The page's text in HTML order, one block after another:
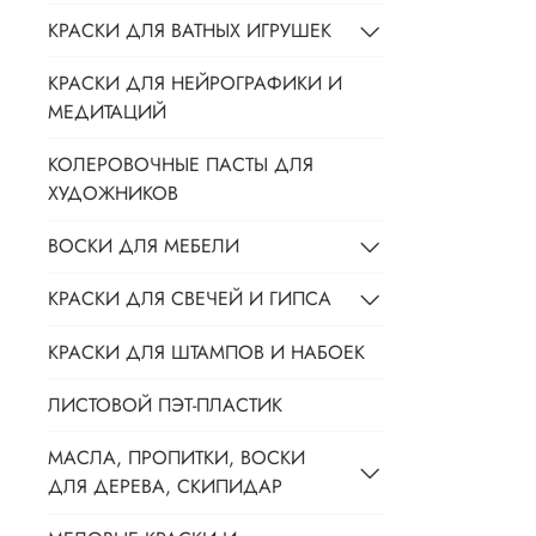
КРАСКИ ДЛЯ ВАТНЫХ ИГРУШЕК
КРАСКИ ДЛЯ НЕЙРОГРАФИКИ И
МЕДИТАЦИЙ
КОЛЕРОВОЧНЫЕ ПАСТЫ ДЛЯ
ХУДОЖНИКОВ
ВОСКИ ДЛЯ МЕБЕЛИ
КРАСКИ ДЛЯ СВЕЧЕЙ И ГИПСА
КРАСКИ ДЛЯ ШТАМПОВ И НАБОЕК
ЛИСТОВОЙ ПЭТ-ПЛАСТИК
МАСЛА, ПРОПИТКИ, ВОСКИ
ДЛЯ ДЕРЕВА, СКИПИДАР